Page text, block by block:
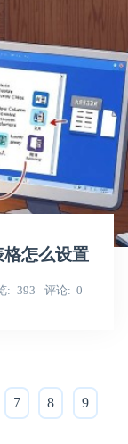
怎么设置
393 评论 0
7 8 9